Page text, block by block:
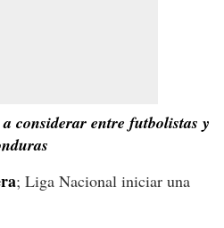
considerar entre futbolistas y
; Liga Nacional iniciar una